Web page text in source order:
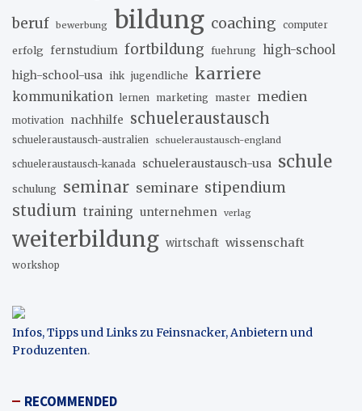
beruf bewerbung bildung coaching computer
erfolg fernstudium fortbildung fuehrung high-school
high-school-usa ihk jugendliche karriere
kommunikation lernen marketing master medien
motivation nachhilfe schueleraustausch
schueleraustausch-australien schueleraustausch-england
schueleraustausch-kanada schueleraustausch-usa schule
schulung seminar seminare stipendium
studium training unternehmen verlag
weiterbildung wirtschaft wissenschaft
workshop
Infos, Tipps und Links zu Feinsnacker, Anbietern und
Produzenten.
RECOMMENDED